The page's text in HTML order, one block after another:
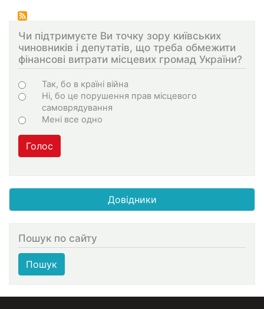
Чи підтримуєте Ви точку зору київських
чиновників і депутатів, що треба обмежити
фінансові витрати місцевих громад України?
Choices
Так, бо в країні війна
Ні, бо це порушення прав місцевого
самоврядування
Мені все одно
Голос
Довідники
Пошук по сайту
Пошук